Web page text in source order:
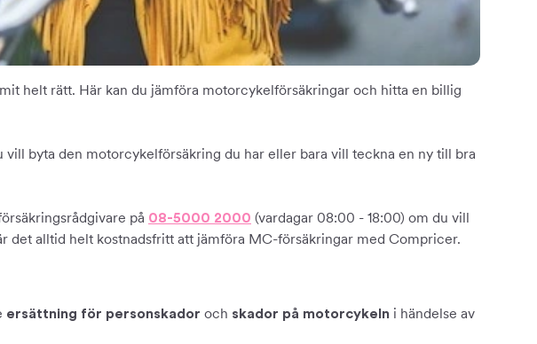
helt rätt. Här kan du jämföra motorcykelförsäkringar och hitta en billig
vill byta den motorcykelförsäkring du har eller bara vill teckna en ny till bra
på 08-5000 2000 (vardagar 08:00 - 18:00) om du vill
det alltid helt kostnadsfritt att jämföra MC-försäkringar med Compricer.
ersättning för personskador och skador på motorcykeln i händelse av